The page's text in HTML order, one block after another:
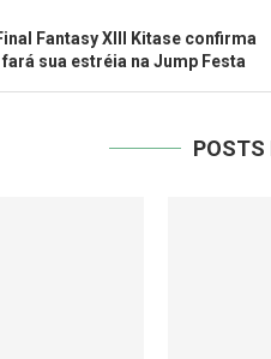
Fantasy XIII Kitase confirma
sua estréia na Jump Festa
POSTS